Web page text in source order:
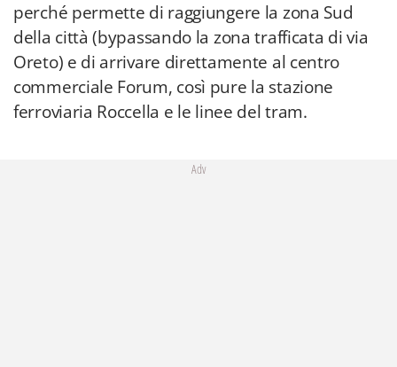
perché permette di raggiungere la zona Sud
della città (bypassando la zona trafficata di via
Oreto) e di arrivare direttamente al centro
commerciale Forum, così pure la stazione
ferroviaria Roccella e le linee del tram.
Adv